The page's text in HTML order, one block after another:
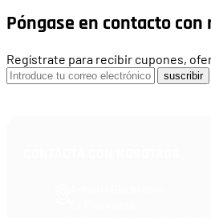
Póngase en contacto con
Regístrate para recibir cupones,
suscribir